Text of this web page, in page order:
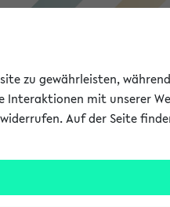
steht.
zu gewährleisten,
Interaktionen mit unserer
Auf der Seite